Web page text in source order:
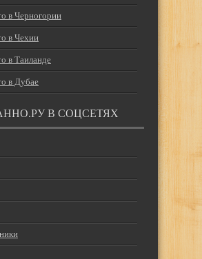
в Черногории
в Чехии
в Таиланде
в Дубае
В СОЦСЕТЯХ